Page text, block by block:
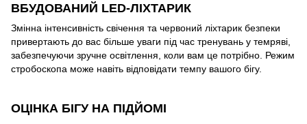
ВБУДОВАНИЙ LED-ЛІХТАРИК
Змінна інтенсивність свічення та червоний ліхтарик безпеки
привертають до вас більше уваги під час тренувань у темряві,
забезпечуючи зручне освітлення, коли вам це потрібно. Режим
стробоскопа може навіть відповідати темпу вашого бігу.
ОЦІНКА БІГУ НА ПІДЙОМІ